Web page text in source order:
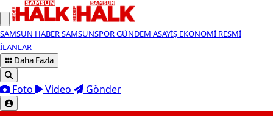
SAMSUN HABERSAMSUNSPORGÜNDEM ASAYİŞ EKONOMİ RESMİ
İLANLAR
Daha Fazla
Foto Video Gönder